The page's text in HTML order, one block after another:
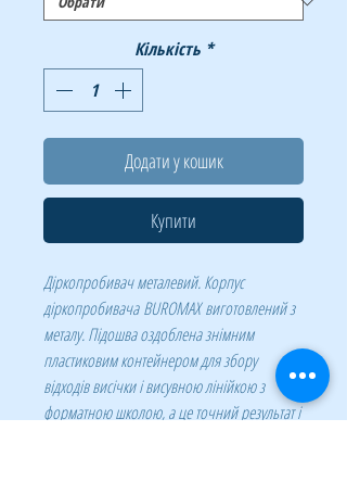
Кількість *
Додати у кошик
Купити
Діркопробивач металевий. Корпус
діркопробивача BUROMAX виготовлений з
металу. Підошва оздоблена знімним
пластиковим контейнером для збору
відходів висічки і висувною лінійкою з
форматною школою, а це точний результат і